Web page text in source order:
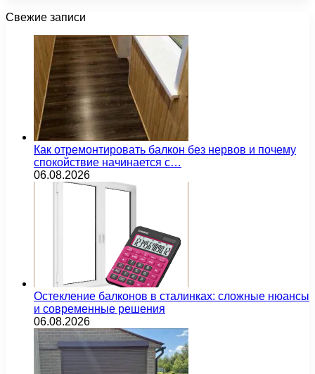
Свежие записи
Как отремонтировать балкон без нервов и почему
спокойствие начинается с…
06.08.2026
Остекление балконов в сталинках: сложные нюансы
и современные решения
06.08.2026